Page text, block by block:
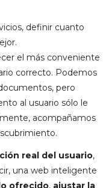
definir cuanto
el más conveniente
correcto. Podemos
pero
al usuario sólo le
acompañamos
real del usuario,
una web inteligente
ofrecido, ajustar la